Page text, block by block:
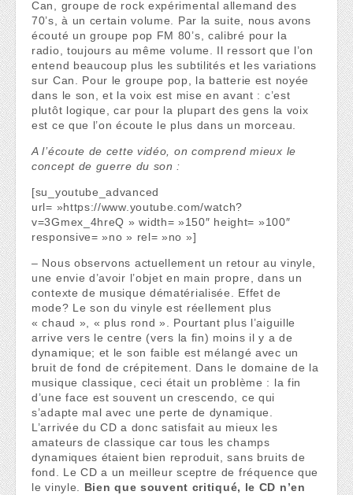
Can, groupe de rock expérimental allemand des
70’s, à un certain volume. Par la suite, nous avons
écouté un groupe pop FM 80’s, calibré pour la
radio, toujours au même volume. Il ressort que l’on
entend beaucoup plus les subtilités et les variations
sur Can. Pour le groupe pop, la batterie est noyée
dans le son, et la voix est mise en avant : c’est
plutôt logique, car pour la plupart des gens la voix
est ce que l’on écoute le plus dans un morceau.
A l’écoute de cette vidéo, on comprend mieux le
concept de guerre du son :
[su_youtube_advanced
url= »https://www.youtube.com/watch?
v=3Gmex_4hreQ » width= »150″ height= »100″
responsive= »no » rel= »no »]
– Nous observons actuellement un retour au vinyle,
une envie d’avoir l’objet en main propre, dans un
contexte de musique dématérialisée. Effet de
mode? Le son du vinyle est réellement plus
« chaud », « plus rond ». Pourtant plus l’aiguille
arrive vers le centre (vers la fin) moins il y a de
dynamique; et le son faible est mélangé avec un
bruit de fond de crépitement. Dans le domaine de la
musique classique, ceci était un problème : la fin
d’une face est souvent un crescendo, ce qui
s’adapte mal avec une perte de dynamique.
L’arrivée du CD a donc satisfait au mieux les
amateurs de classique car tous les champs
dynamiques étaient bien reproduit, sans bruits de
fond. Le CD a un meilleur sceptre de fréquence que
le vinyle. Bien que souvent critiqué, le CD n’en